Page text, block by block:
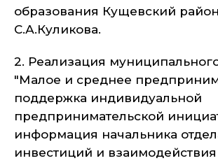
образования Кущевский район
С.А.Куликова.
2. Реализация
"Малое и среднее
поддержка индивидуальной
предпринимательской
информация начальника
инвестиций и